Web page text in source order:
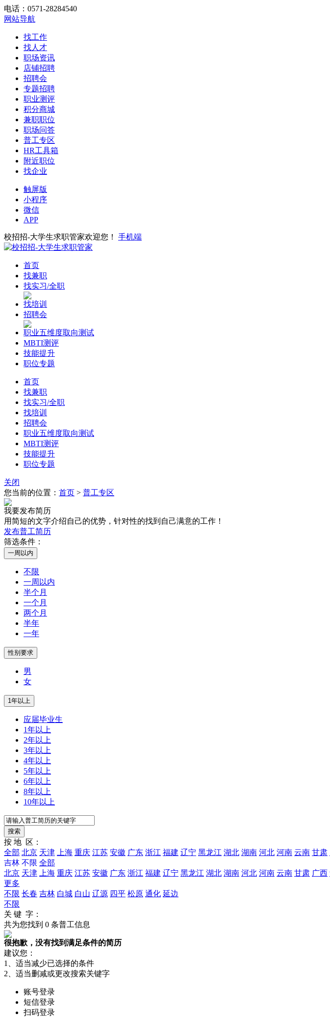
电话：0571-28284540
网站导航
找工作
找人才
职场资讯
店铺招聘
招聘会
专题招聘
职业测评
积分商城
兼职职位
职场问答
普工专区
HR工具箱
附近职位
找企业
触屏版
小程序
微信
APP
校招招-大学生求职管家欢迎您！ 手机端
首页
找兼职
找实习/全职
找培训
招聘会
职业五维度取向测试
MBTI测评
技能提升
职位专题
首页
找兼职
找实习/全职
找培训
招聘会
职业五维度取向测试
MBTI测评
技能提升
职位专题
关闭
您当前的位置： 首页 > 普工专区
我要发布简历
用简短的文字介绍自己的优势，针对性的找到自己满意的工作！
发布普工简历
筛选条件：
不限
一周以内
半个月
一个月
两个月
半年
一年
男
女
应届毕业生
1年以上
2年以上
3年以上
4年以上
5年以上
6年以上
8年以上
10年以上
按 地 区：
全部 北京 天津 上海 重庆 江苏 安徽 广东 浙江 福建 辽宁 黑龙江 湖北 湖南 河北 河南 云南 甘肃
吉林 不限 全部
北京 天津 上海 重庆 江苏 安徽 广东 浙江 福建 辽宁 黑龙江 湖北 湖南 河北 河南 云南 甘肃 广西
更多
不限 长春 吉林 白城 白山 辽源 四平 松原 通化 延边
不限
关 键 字：
共为您找到 0 条普工信息
很抱歉，没有找到满足条件的简历
建议您：
1、适当减少已选择的条件
2、适当删减或更改搜索关键字
账号登录
短信登录
扫码登录